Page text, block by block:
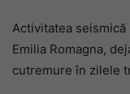
Activitatea
Emilia Romagna,
cutremure în zilele